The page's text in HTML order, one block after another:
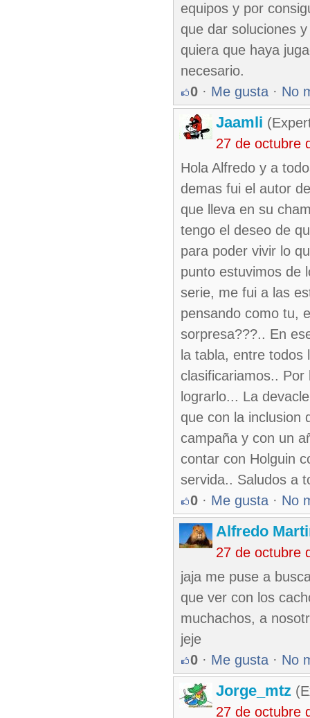
equipos y por
que dar soluciones
quiera que haya
necesario.
0 · Me gusta · No
Jaamli
27 de octubre
Hola Alfredo y a
demas fui el autor
que lleva en su
tengo el deseo de
para poder vivir lo
punto estuvimos de
serie, me fui a las
pensando como tu,
sorpresa???.. En
la tabla, entre
clasificariamos..
lograrlo... La
que con la inclusion
campaña y con un
contar con Holguin
servida.. Saludos a
0 · Me gusta · No
Alfredo
27 de octubre
jaja me puse a
que ver con los
muchachos, a
jeje
0 · Me gusta · No
Jorge_mtz
27 de octubre